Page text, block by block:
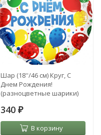
Шар (18''/46 см) Круг, С
Днем Рождения!
(разноцветные шарики)
340 ₽
В корзину